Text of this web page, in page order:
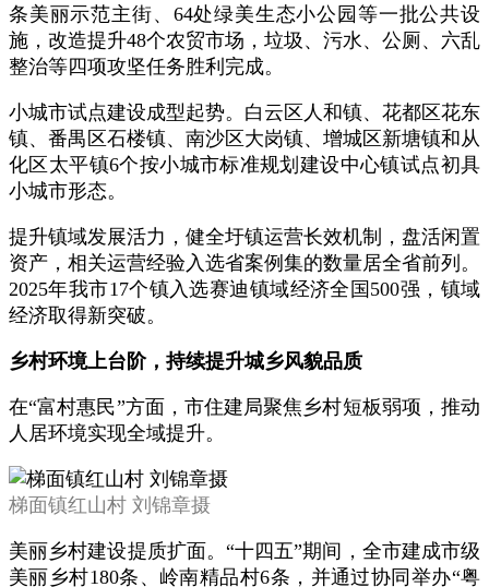
条美丽示范主街、64处绿美生态小公园等一批公共设
施，改造提升48个农贸市场，垃圾、污水、公厕、六乱
整治等四项攻坚任务胜利完成。
小城市试点建设成型起势。白云区人和镇、花都区花东
镇、番禺区石楼镇、南沙区大岗镇、增城区新塘镇和从
化区太平镇6个按小城市标准规划建设中心镇试点初具
小城市形态。
提升镇域发展活力，健全圩镇运营长效机制，盘活闲置
资产，相关运营经验入选省案例集的数量居全省前列。
2025年我市17个镇入选赛迪镇域经济全国500强，镇域
经济取得新突破。
乡村环境上台阶，持续提升城乡风貌品质
在“富村惠民”方面，市住建局聚焦乡村短板弱项，推动
人居环境实现全域提升。
梯面镇红山村 刘锦章摄
美丽乡村建设提质扩面。“十四五”期间，全市建成市级
美丽乡村180条、岭南精品村6条，并通过协同举办“粤